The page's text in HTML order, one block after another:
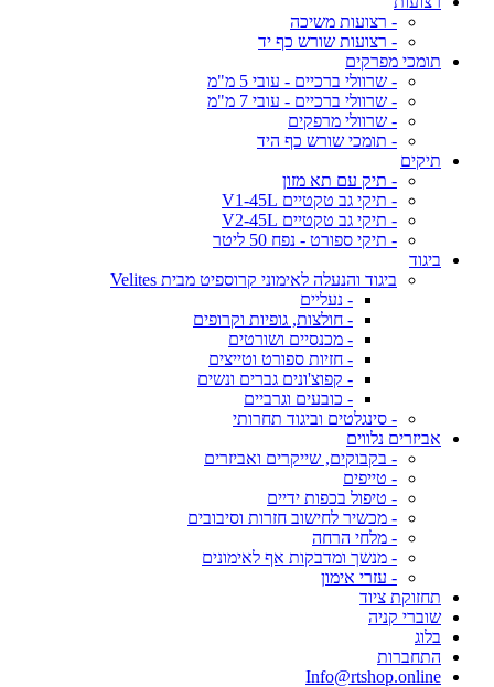
- רצועות משיכה
- רצועות שורש כף יד
תומכי מפרקים
- שרוולי ברכיים - עובי 5 מ"מ
- שרוולי ברכיים - עובי 7 מ"מ
- שרוולי מרפקים
- תומכי שורש כף היד
תיקים
- תיק עם תא מזון
- תיקי גב טקטיים V1-45L
- תיקי גב טקטיים V2-45L
- תיקי ספורט - נפח 50 ליטר
ביגוד
ביגוד והנעלה לאימוני קרוספיט מבית Velites
- נעליים
- חולצות, גופיות וקרופים
- מכנסיים ושורטים
- חזיות ספורט וטייצים
- קפוצ'ונים גברים ונשים
- כובעים וגרביים
- סינגלטים וביגוד תחרותי
אביזרים נלווים
- בקבוקים, שייקרים ואביזרים
- טייפים
- טיפול בכפות ידיים
- מכשיר לחישוב חזרות וסיבובים
- מלחי הרחה
- מנשך ומדבקות אף לאימונים
- עזרי אימון
תחזוקת ציוד
שוברי קניה
בלוג
התחברות
Info@rtshop.online